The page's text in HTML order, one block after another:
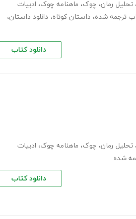
تحلیل رمان، چوک، ماهنامه چوک، ادبیات
ترجمه شده، داستان کوتاه، دانلود داستان،
دانلود کتاب
تحلیل رمان، چوک، ماهنامه چوک، ادبیات
شده
دانلود کتاب